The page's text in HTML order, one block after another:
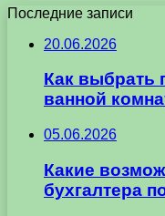
Последние записи
20.06.2026
Как выбрать
ванной
05.06.2026
Какие
бухгалтера